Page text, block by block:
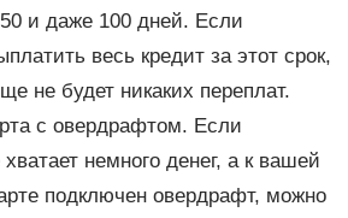
50 и даже 100 дней. Если
весь кредит за этот срок,
не будет никаких переплат.
с овердрафтом. Если
хватает немного денег, а к вашей
подключен овердрафт, можно